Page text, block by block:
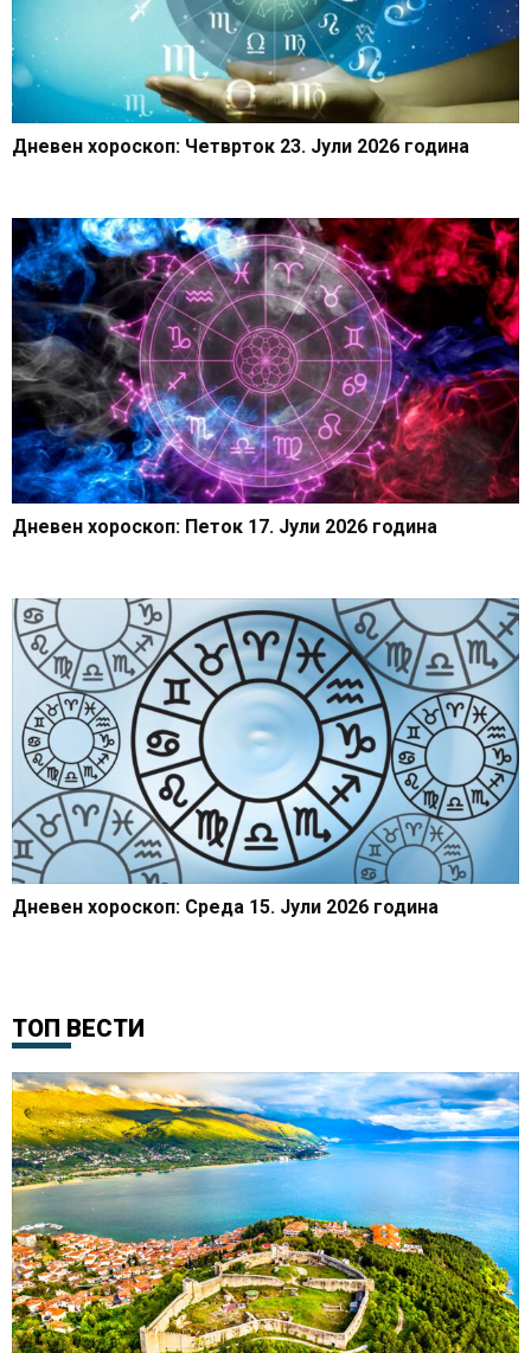
Дневен хороскоп: Четврток 23. Јули 2026 година
Дневен хороскоп: Петок 17. Јули 2026 година
Дневен хороскоп: Среда 15. Јули 2026 година
ТОП ВЕСТИ